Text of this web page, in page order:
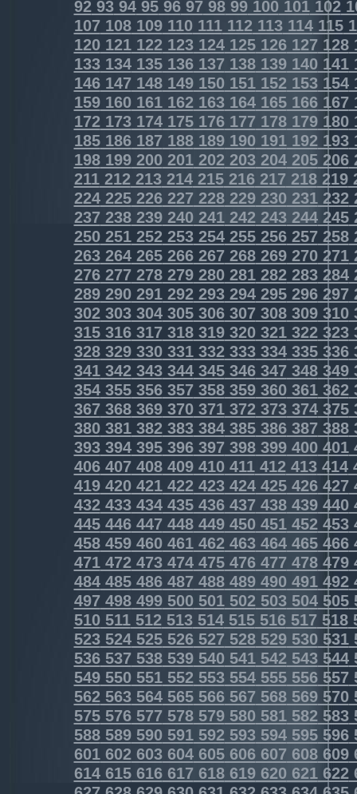
929394959697 9899100101102
107108109110111112113114115
120121122123124125126127 128
133134135136137 138139140141
146147148149150151152153154
159160161162163164165166167
172173174175176177 178179180
185186187 188189190191192193
198199200201202203204205206
211212213214215216217 218219
224225226227 228229230 231232
237238239240 241242243244245
250251252253254255256257258
263264265266267268269270271
276277278279280281282283284
289290291292293294295296297
302303304305306307308309310
315316317318319320321322323
328329330331332333334335336
341342343344345346347348349
354355356357358359360361362
367368369370371372373374375
380381382383384385386387388
393394395396397398399400401
406407408409410411412413414
419420421422423424425426427
432433434435436437 438439440
445446447448449450451452453
458459460461462463464465466
471472473474475476477 478479
484485486487488489490491492
497498499500501502503504505
510511512513514515516517 518
523524525526527 528529530531
536537538539540541542543544
549550551552553554555556557
562563564565566567 568569570
575576577578579580581582583
588589590591592593594595596
601602603604605606607 608609
614615616617 618619620 621622